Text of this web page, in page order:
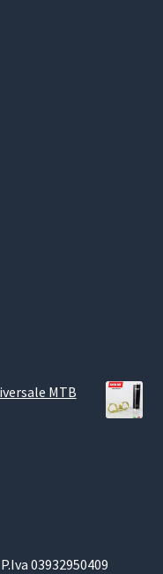
MTB
03932950409